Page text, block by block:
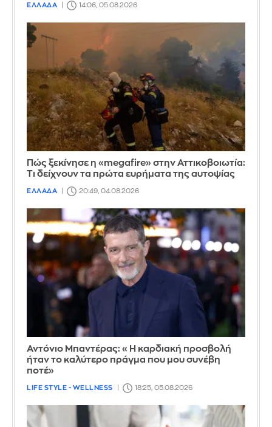
ΕΛΛΑΔΑ 14:06, 05.08.2026
Πώς ξεκίνησε η «megafire» στην Αττικοβοιωτία:
Τι δείχνουν τα πρώτα ευρήματα της αυτοψίας
ΕΛΛΑΔΑ 20:49, 04.08.2026
Αντόνιο Μπαντέρας: «Η καρδιακή προσβολή
ήταν το καλύτερο πράγμα που μου συνέβη
ποτέ»
LIFE STYLE - WELLNESS 18:25, 05.08.2026